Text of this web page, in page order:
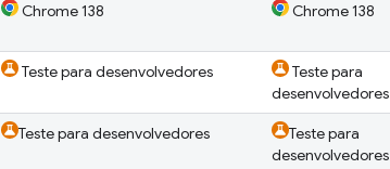
Chrome 138 Chrome 138
Teste para desenvolvedores
Teste para
desenvolvedores
Teste para desenvolvedores
Teste para
desenvolvedores